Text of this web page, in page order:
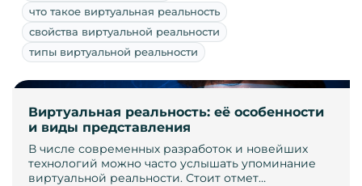
что такое виртуальная реальность
свойства виртуальной реальности
типы виртуальной реальности
Виртуальная реальность: её особенности
и виды представления
В числе современных разработок и новейших
технологий можно часто услышать упоминание
виртуальной реальности. Стоит отмет…